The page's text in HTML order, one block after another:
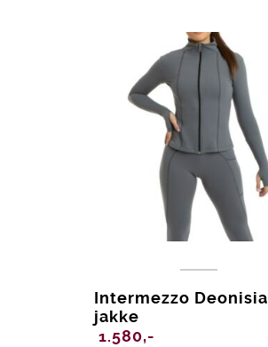
Intermezzo Deonisia
jakke
1.580,-